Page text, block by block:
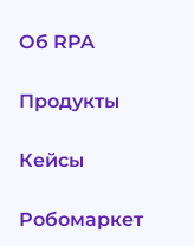
Об RPA
Продукты
Кейсы
Робомаркет